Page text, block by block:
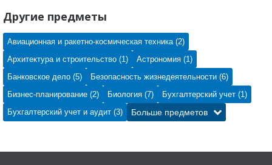
Другие предметы
Авиационная и ракетно-космическая техника (2)
Архитектура и строительство (1)
Астрономия (1)
Банковское дело (5)
Безопасность жизнедеятельности (6)
Бизнес-планирование (2)
Биология (7)
Бухгалтерский учет (1)
Бухгалтерский учет и аудит (3)
Больше предметов